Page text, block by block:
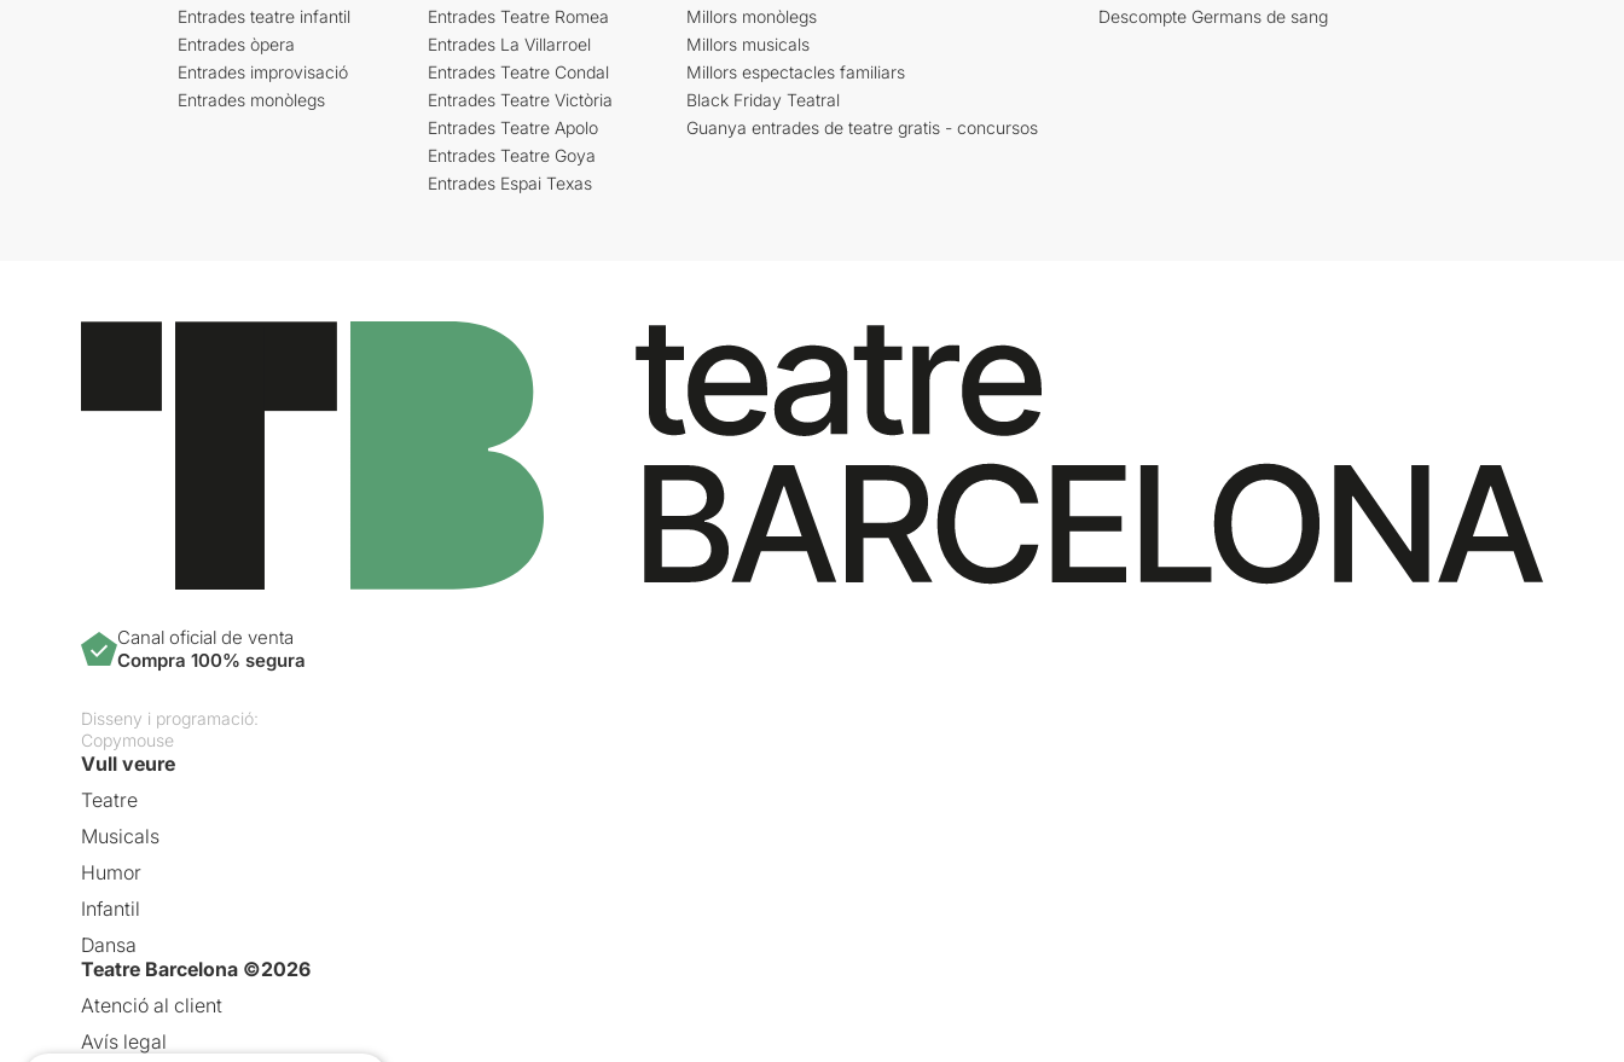
Entrades teatre infantil
Entrades òpera
Entrades improvisació
Entrades monòlegs
Entrades Teatre Romea
Entrades La Villarroel
Entrades Teatre Condal
Entrades Teatre Victòria
Entrades Teatre Apolo
Entrades Teatre Goya
Entrades Espai Texas
Millors monòlegs
Millors musicals
Millors espectacles familiars
Black Friday Teatral
Guanya entrades de teatre gratis - concursos
Descompte Germans de sang
Canal oficial de venta
Compra 100% segura
Disseny i programació:
Copymouse
Vull veure
Teatre
Musicals
Humor
Infantil
Dansa
Teatre Barcelona ©2026
Atenció al client
Avís legal